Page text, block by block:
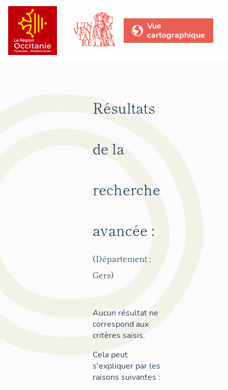
Vue
cartographique
Résultats
de la
recherche
avancée :
(Département :
Gers)
Aucun résultat ne
correspond aux
critères saisis.
Cela peut
s'expliquer par les
raisons suivantes :